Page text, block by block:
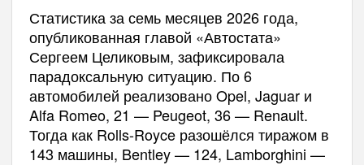
Статистика за семь месяцев 2026 года,
опубликованная главой «Автостата»
Сергеем Целиковым, зафиксировала
парадоксальную ситуацию. По 6
автомобилей реализовано Opel, Jaguar и
Alfa Romeo, 21 — Peugeot, 36 — Renault.
Тогда как Rolls-Royce разошёлся тиражом в
143 машины, Bentley — 124, Lamborghini —